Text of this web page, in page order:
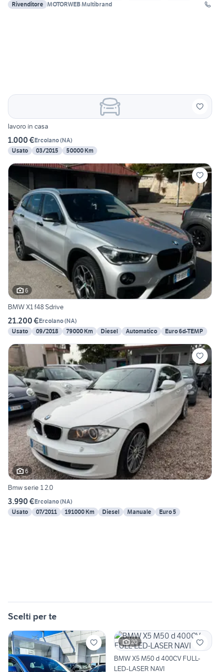
Rivenditore MOTORWEB Multibrand
lavoro in casa
1.000 €Ercolano(NA)
Usato
03/2015 50000 Km
6
BMW X1 f48 Sdrive
21.200 €Ercolano(NA)
Usato
09/2018 79000 Km Diesel Automatico Euro 6d-TEMP
6
Bmw serie 1 2.0
3.990 €Ercolano(NA)
Usato
07/2011 191000 Km Diesel Manuale Euro 5
Scelti per te
20
BMW X5 M50 d 400CV FULL-
LED-LASER NAVI